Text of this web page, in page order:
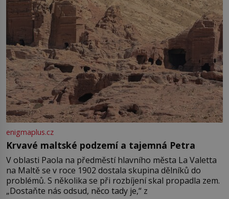
enigmaplus.cz
Krvavé maltské podzemí a tajemná Petra
V oblasti Paola na předměstí hlavního města La Valetta
na Maltě se v roce 1902 dostala skupina dělníků do
problémů. S několika se při rozbíjení skal propadla zem.
„Dostaňte nás odsud, něco tady je,“ z